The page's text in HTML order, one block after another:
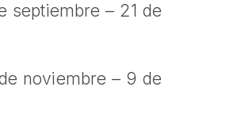
septiembre – 21 de
noviembre – 9 de